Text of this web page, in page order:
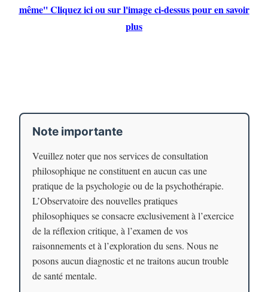
même'' Cliquez ici ou sur l'image ci-dessus pour en savoir
plus
Note importante
Veuillez noter que nos services de consultation
philosophique ne constituent en aucun cas une
pratique de la psychologie ou de la psychothérapie.
L’Observatoire des nouvelles pratiques
philosophiques se consacre exclusivement à l’exercice
de la réflexion critique, à l’examen de vos
raisonnements et à l’exploration du sens. Nous ne
posons aucun diagnostic et ne traitons aucun trouble
de santé mentale.